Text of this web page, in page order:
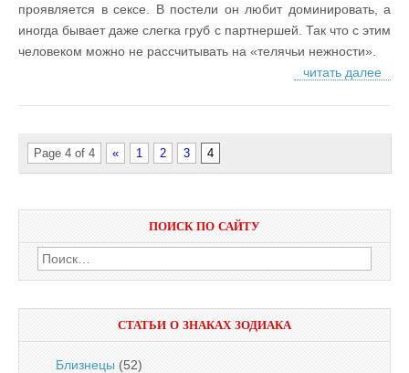
проявляется в сексе. В постели он любит доминировать, а
иногда бывает даже слегка груб с партнершей. Так что с этим
человеком можно не рассчитывать на «телячьи нежности».
читать далее
Page 4 of 4 « 1 2 3 4
ПОИСК ПО САЙТУ
Найти:
СТАТЬИ О ЗНАКАХ ЗОДИАКА
Близнецы (52)